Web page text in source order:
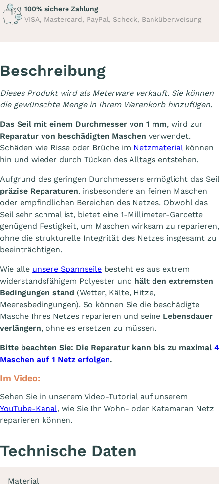
100% sichere Zahlung
VISA, Mastercard, PayPal, Scheck, Banküberweisung
Beschreibung
Dieses Produkt wird als Meterware verkauft. Sie können
die gewünschte Menge in Ihrem Warenkorb hinzufügen.
Das Seil mit einem Durchmesser von 1 mm, wird zur
Reparatur von beschädigten Maschen verwendet.
Schäden wie Risse oder Brüche im Netzmaterialkönnen
hin und wieder durch Tücken des Alltags entstehen.
Aufgrund des geringen Durchmessers ermöglicht das Seil
präzise Reparaturen, insbesondere an feinen Maschen
oder empfindlichen Bereichen des Netzes. Obwohl das
Seil sehr schmal ist, bietet eine 1-Millimeter-Garcette
genügend Festigkeit, um Maschen wirksam zu reparieren,
ohne die strukturelle Integrität des Netzes insgesamt zu
beeinträchtigen.
Wie alle unsere Spannseile besteht es aus extrem
widerstandsfähigem Polyester und hält den extremsten
Bedingungen stand (Wetter, Kälte, Hitze,
Meeresbedingungen). So können Sie die beschädigte
Masche Ihres Netzes reparieren und seine Lebensdauer
verlängern, ohne es ersetzen zu müssen.
Bitte beachten Sie: Die Reparatur kann bis zu maximal 4
Maschen auf 1 Netz erfolgen.
Im Video:
Sehen Sie in unserem Video-Tutorial auf unserem
YouTube-Kanal, wie Sie Ihr Wohn- oder Katamaran Netz
reparieren können.
Technische Daten
Material